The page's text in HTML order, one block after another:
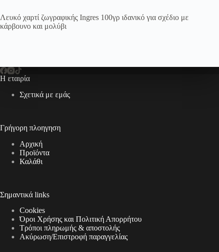
Λευκό χαρτί ζωγραφικής Ingres 100γρ ιδανικό για σχέδιο με
κάρβουνο και μολύβι
Η εταιρία
Σχετικά με εμάς
Γρήγορη πλοηγηση
Αρχική
Προϊόντα
Καλάθι
Σημαντικά links
Cookies
Όροι Χρήσης και Πολιτική Απορρήτου
Τρόποι πληρωμής & αποστολής
Aκύρωση/Επιστροφή παραγγελίας